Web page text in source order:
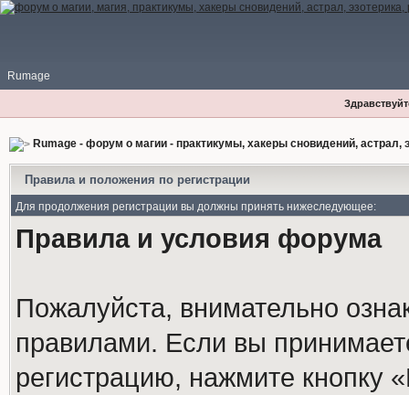
Rumage
Rumage - форум о магии - практикумы, хакеры сновидений, астрал,
Правила и положения по регистрации
Для продолжения регистрации вы должны принять нижеследующее:
Правила и условия форума
Пожалуйста, внимательно
правилами. Если вы
регистрацию, нажмите кнопку